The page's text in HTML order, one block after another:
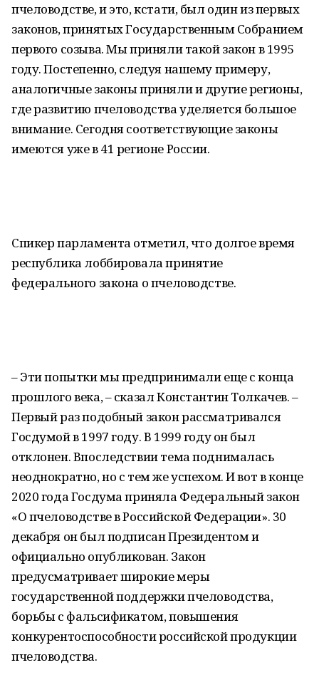
пчеловодстве, и это, кстати, был один из первых
законов, принятых Государственным Собранием
первого созыва. Мы приняли такой закон в 1995
году. Постепенно, следуя нашему примеру,
аналогичные законы приняли и другие регионы,
где развитию пчеловодства уделяется большое
внимание. Сегодня соответствующие законы
имеются уже в 41 регионе России.
Спикер парламента отметил, что долгое время
республика лоббировала принятие
федерального закона о пчеловодстве.
– Эти попытки мы предпринимали еще с конца
прошлого века, – сказал Константин Толкачев. –
Первый раз подобный закон рассматривался
Госдумой в 1997 году. В 1999 году он был
отклонен. Впоследствии тема поднималась
неоднократно, но с тем же успехом. И вот в конце
2020 года Госдума приняла Федеральный закон
«О пчеловодстве в Российской Федерации». 30
декабря он был подписан Президентом и
официально опубликован. Закон
предусматривает широкие меры
государственной поддержки пчеловодства,
борьбы с фальсификатом, повышения
конкурентоспособности российской продукции
пчеловодства.